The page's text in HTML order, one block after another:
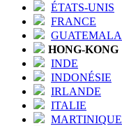
ÉTATS-UNIS
FRANCE
GUATEMALA
HONG-KONG
INDE
INDONÉSIE
IRLANDE
ITALIE
MARTINIQUE